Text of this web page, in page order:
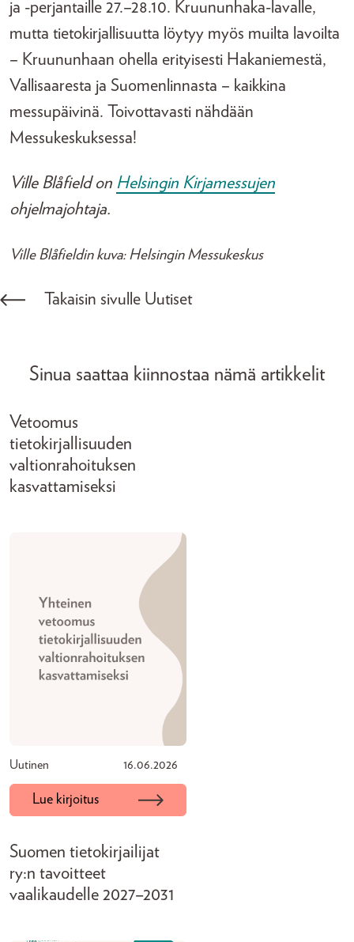
ja -perjantaille 27.–28.10. Kruununhaka-lavalle,
mutta tietokirjallisuutta löytyy myös muilta lavoilta
– Kruununhaan ohella erityisesti Hakaniemestä,
Vallisaaresta ja Suomenlinnasta – kaikkina
messupäivinä. Toivottavasti nähdään
Messukeskuksessa!
Ville Blåfield on Helsingin Kirjamessujen
ohjelmajohtaja.
Ville Blåfieldin kuva: Helsingin Messukeskus
Takaisin sivulle Uutiset
Sinua saattaa kiinnostaa nämä artikkelit
Vetoomus
tietokirjallisuuden
valtionrahoituksen
kasvattamiseksi
Uutinen 16.06.2026
Lue kirjoitus
Suomen tietokirjailijat
ry:n tavoitteet
vaalikaudelle 2027–2031